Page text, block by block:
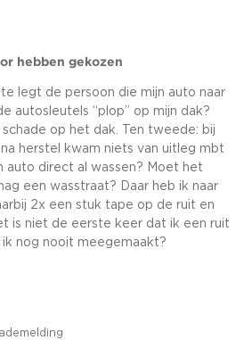
hebben gekozen
legt de persoon die mijn auto naar
autosleutels “plop” op mijn dak?
op het dak. Ten tweede: bij
herstel kwam niets van uitleg mbt
auto direct al wassen? Moet het
een wasstraat? Daar heb ik naar
2x een stuk tape op de ruit en
is niet de eerste keer dat ik een ruit
nog nooit meegemaakt?